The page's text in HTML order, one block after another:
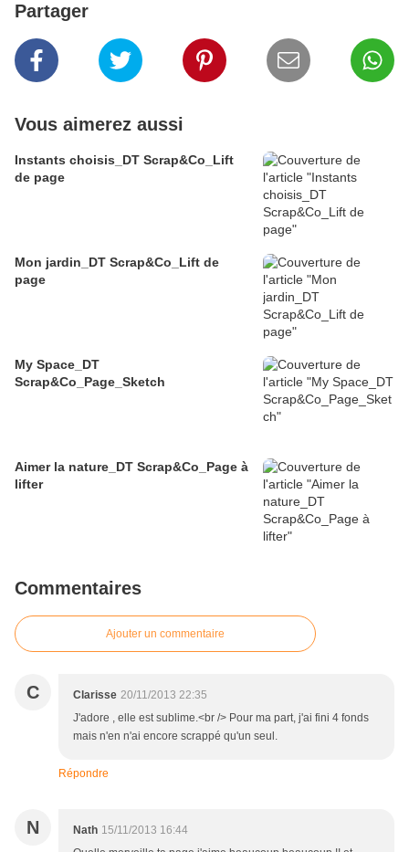
Partager
Vous aimerez aussi
Instants choisis_DT Scrap&Co_Lift
de page
Mon jardin_DT Scrap&Co_Lift de
page
My Space_DT
Scrap&Co_Page_Sketch
Aimer la nature_DT Scrap&Co_Page à
lifter
Commentaires
Ajouter un commentaire
C Clarisse 20/11/2013 22:35
J'adore , elle est sublime.<br /> Pour ma part, j'ai fini 4 fonds
mais n'en n'ai encore scrappé qu'un seul.
Répondre
N Nath 15/11/2013 16:44